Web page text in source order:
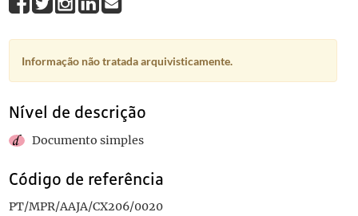
Informação não tratada arquivisticamente.
Nível de descrição
Documento simples
Código de referência
PT/MPR/AAJA/CX206/0020